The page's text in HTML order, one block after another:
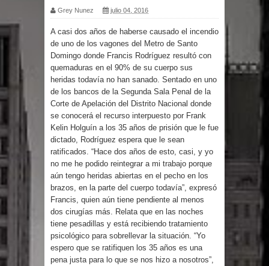
por un delicado problema cardíaco
Abel Martínez llama a los
dominicanos a unirse para sacar al
PRM del Gobierno
Tres detenidos tras detectarse una
presunta estafa contra el
Ayuntamiento de Santiago
PRM votará “por aclamación” a sus
nuevas autoridades
El expresidente peruano Ollanta
Grey Nunez julio 04, 2016
A casi dos años de haberse causado el incendio
de uno de los vagones del Metro de Santo
Domingo donde Francis Rodríguez resultó con
quemaduras en el 90% de su cuerpo sus
heridas todavía no han sanado. Sentado en uno
de los bancos de la Segunda Sala Penal de la
Corte de Apelación del Distrito Nacional donde
se conocerá el recurso interpuesto por Frank
Kelin Holguín a los 35 años de prisión que le fue
dictado, Rodríguez espera que le sean
ratificados. “Hace dos años de esto, casi, y yo
no me he podido reintegrar a mi trabajo porque
aún tengo heridas abiertas en el pecho en los
brazos, en la parte del cuerpo todavía”, expresó
Francis, quien aún tiene pendiente al menos
dos cirugías más. Relata que en las noches
tiene pesadillas y está recibiendo tratamiento
psicológico para sobrellevar la situación. “Yo
espero que se ratifiquen los 35 años es una
pena justa para lo que se nos hizo a nosotros”,